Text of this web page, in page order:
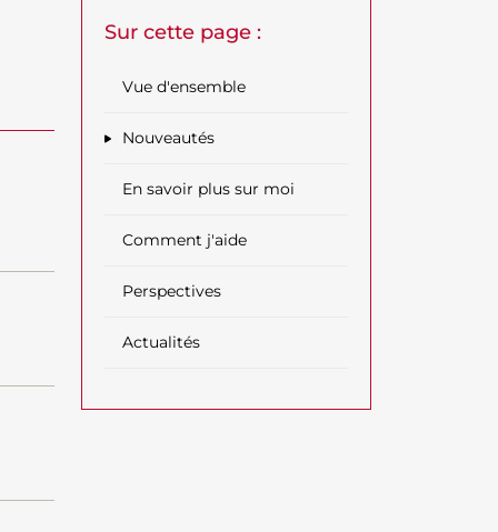
Sur cette page :
Vue d'ensemble
Nouveautés
En savoir plus sur moi
Comment j'aide
Perspectives
Actualités